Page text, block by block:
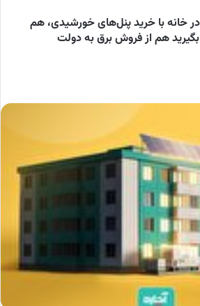
خانه با خرید پنل‌های خورشیدی، هم
بگیرید هم از فروش برق به دولت